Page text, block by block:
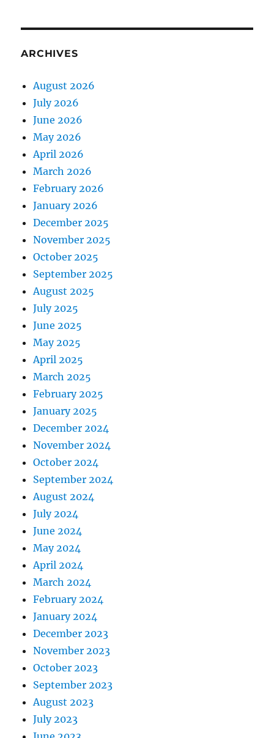
ARCHIVES
August 2026
July 2026
June 2026
May 2026
April 2026
March 2026
February 2026
January 2026
December 2025
November 2025
October 2025
September 2025
August 2025
July 2025
June 2025
May 2025
April 2025
March 2025
February 2025
January 2025
December 2024
November 2024
October 2024
September 2024
August 2024
July 2024
June 2024
May 2024
April 2024
March 2024
February 2024
January 2024
December 2023
November 2023
October 2023
September 2023
August 2023
July 2023